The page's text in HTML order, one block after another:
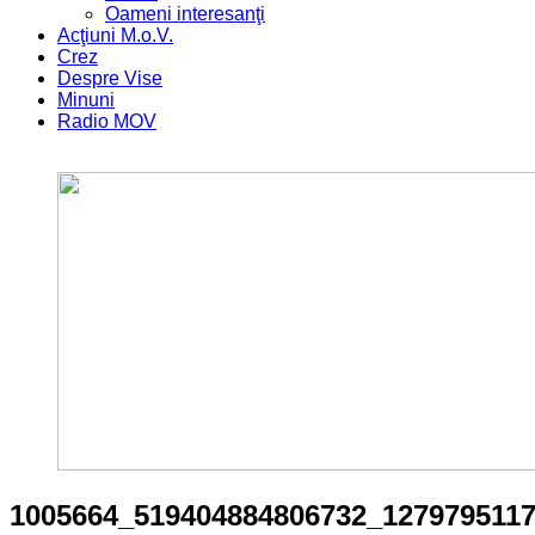
Oameni interesanţi
Acţiuni M.o.V.
Crez
Despre Vise
Minuni
Radio MOV